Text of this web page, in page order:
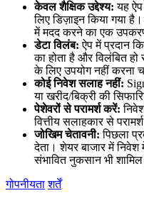
केवल शैक्षिक उद्देश्य: यह
लिए डिज़ाइन किया गया
में मदद करने का एक
डेटा विलंब: ऐप में प्रदान
का होता है और विलंबित
के लिए उपयोग नहीं करना
कोई निवेश सलाह नहीं:
या खरीद/बिक्री की
पेशेवरों से परामर्श करें:
वित्तीय सलाहकार से
जोखिम चेतावनी: पिछला
देता। शेयर बाजार में
संभावित नुकसान भी
गोपनीयता शर्तें